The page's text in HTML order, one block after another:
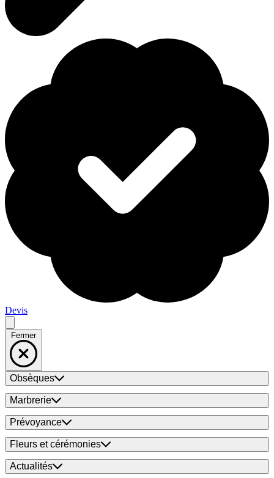
Devis
Fermer
Obsèques
Marbrerie
Prévoyance
Fleurs et cérémonies
Actualités